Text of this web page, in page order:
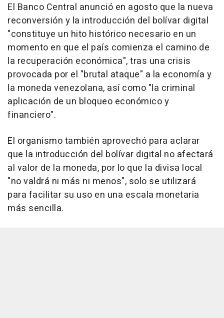
El Banco Central anunció en agosto que la nueva
reconversión y la introducción del bolívar digital
"constituye un hito histórico necesario en un
momento en que el país comienza el camino de
la recuperación económica", tras una crisis
provocada por el "brutal ataque" a la economía y
la moneda venezolana, así como "la criminal
aplicación de un bloqueo económico y
financiero".
El organismo también aprovechó para aclarar
que la introducción del bolívar digital no afectará
al valor de la moneda, por lo que la divisa local
"no valdrá ni más ni menos", solo se utilizará
para facilitar su uso en una escala monetaria
más sencilla.